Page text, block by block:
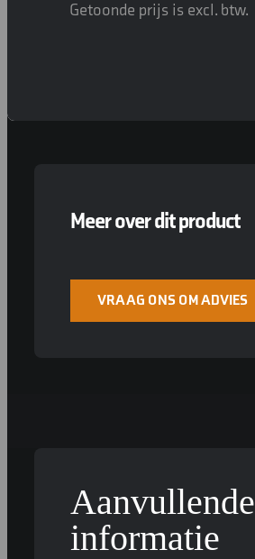
Getoonde prijs is excl. btw.
Meer over dit product
VRAAG ONS OM ADVIES
Aanvullende
informatie